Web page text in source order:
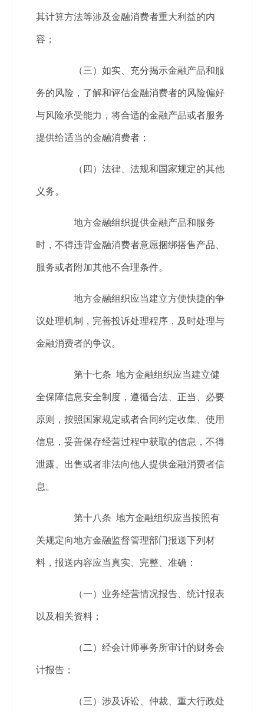
其计算方法等涉及金融消费者重大利益的内
容；
（三）如实、充分揭示金融产品和服
务的风险，了解和评估金融消费者的风险偏好
与风险承受能力，将合适的金融产品或者服务
提供给适当的金融消费者；
（四）法律、法规和国家规定的其他
义务。
地方金融组织提供金融产品和服务
时，不得违背金融消费者意愿捆绑搭售产品、
服务或者附加其他不合理条件。
地方金融组织应当建立方便快捷的争
议处理机制，完善投诉处理程序，及时处理与
金融消费者的争议。
第十七条 地方金融组织应当建立健
全保障信息安全制度，遵循合法、正当、必要
原则，按照国家规定或者合同约定收集、使用
信息，妥善保存经营过程中获取的信息，不得
泄露、出售或者非法向他人提供金融消费者信
息。
第十八条 地方金融组织应当按照有
关规定向地方金融监督管理部门报送下列材
料，报送内容应当真实、完整、准确：
（一）业务经营情况报告、统计报表
以及相关资料；
（二）经会计师事务所审计的财务会
计报告；
（三）涉及诉讼、仲裁、重大行政处